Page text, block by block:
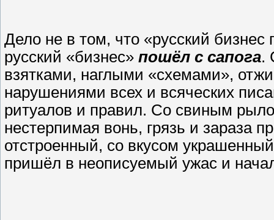
Дело не в том, что «русский
русский «бизнес» пошёл с сапога.
взятками, наглыми «схемами»,
нарушениями всех и всяческих
ритуалов и правил. Со свиным
нестерпимая вонь, грязь и зараза
отстроенный, со вкусом
пришёл в неописуемый ужас и